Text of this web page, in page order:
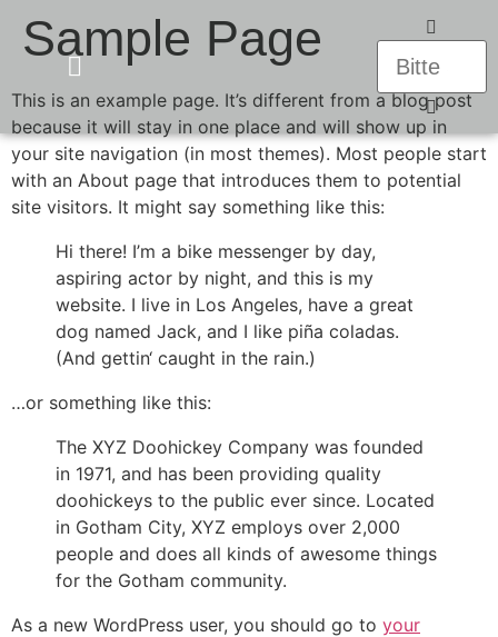
Sample Page
This is an example page. It’s different from a blog post
because it will stay in one place and will show up in
your site navigation (in most themes). Most people start
with an About page that introduces them to potential
site visitors. It might say something like this:
Hi there! I’m a bike messenger by day,
aspiring actor by night, and this is my
website. I live in Los Angeles, have a great
dog named Jack, and I like piña coladas.
(And gettin‘ caught in the rain.)
…or something like this:
The XYZ Doohickey Company was founded
in 1971, and has been providing quality
doohickeys to the public ever since. Located
in Gotham City, XYZ employs over 2,000
people and does all kinds of awesome things
for the Gotham community.
As a new WordPress user, you should go to your